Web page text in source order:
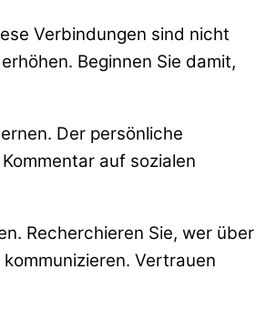
Verbindungen sind nicht
Beginnen Sie damit,
Der persönliche
auf sozialen
Recherchieren Sie, wer über
Vertrauen